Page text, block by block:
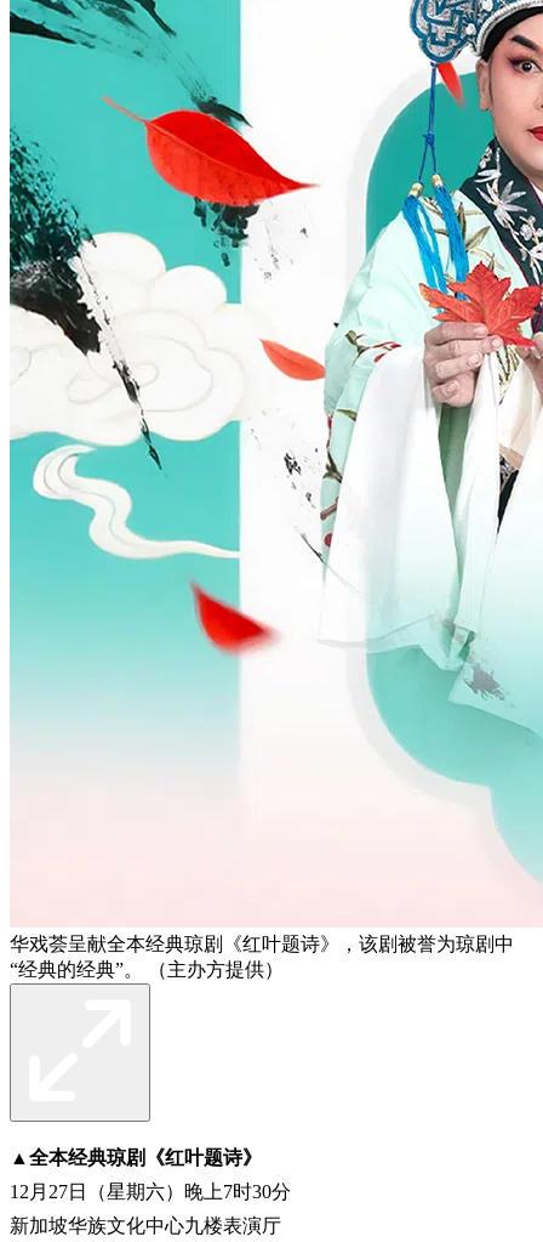
华戏荟呈献全本经典琼剧《红叶题诗》，该剧被誉为琼剧中
“经典的经典”。 （主办方提供）
▲ 全本经典琼剧《红叶题诗》
12月27日（星期六）晚上7时30分
新加坡华族文化中心九楼表演厅